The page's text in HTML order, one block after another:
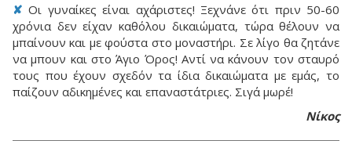
✘ Οι γυναίκες είναι αχάριστες! Ξεχνάνε ότι πριν 50-60
χρόνια δεν είχαν καθόλου δικαιώματα, τώρα θέλουν να
μπαίνουν και με φούστα στο μοναστήρι. Σε λίγο θα ζητάνε
να μπουν και στο Άγιο Όρος! Αντί να κάνουν τον σταυρό
τους που έχουν σχεδόν τα ίδια δικαιώματα με εμάς, το
παίζουν αδικημένες και επαναστάτριες. Σιγά μωρέ!
Νίκος